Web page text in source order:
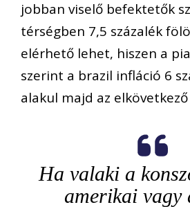
jobban viselő befektetők
térségben 7,5 százalék
elérhető lehet, hiszen a
szerint a brazil infláció 6
alakul majd az
Ha valaki a
amerikai vagy